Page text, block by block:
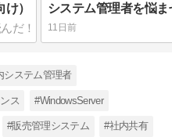
）
11日前
システム管理者
ス #WindowsServer
#販売管理システム #社内共有